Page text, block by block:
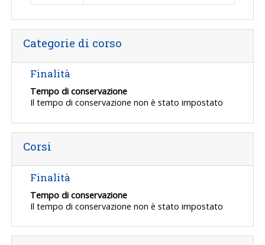
Categorie di corso
Finalità
Tempo di conservazione
Il tempo di conservazione non è stato impostato
Corsi
Finalità
Tempo di conservazione
Il tempo di conservazione non è stato impostato